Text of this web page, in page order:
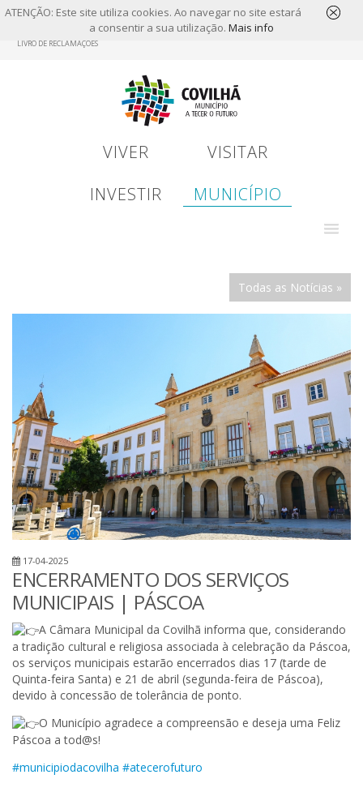
ATENÇÃO: Este site utiliza cookies. Ao navegar no site estará
a consentir a sua utilização. Mais info
LIVRO DE RECLAMAÇÕES
VIVER
VISITAR
INVESTIR
MUNICÍPIO
Todas as Notícias »
17-04-2025
ENCERRAMENTO DOS SERVIÇOS
MUNICIPAIS | PÁSCOA
A Câmara Municipal da Covilhã informa que, considerando
a tradição cultural e religiosa associada à celebração da Páscoa,
os serviços municipais estarão encerrados dias 17 (tarde de
Quinta-feira Santa) e 21 de abril (segunda-feira de Páscoa),
devido à concessão de tolerância de ponto.
O Município agradece a compreensão e deseja uma Feliz
Páscoa a tod@s!
#municipiodacovilha #atecerofuturo